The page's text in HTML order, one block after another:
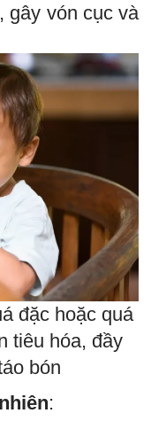
gây vón cục và
đặc hoặc quá
tiêu hóa, đầy
bón
: